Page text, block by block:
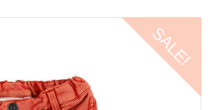
SALE!